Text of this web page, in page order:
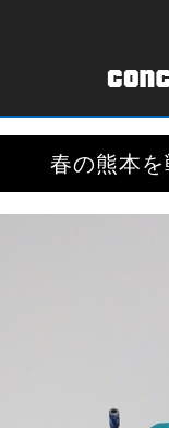
春の熊本